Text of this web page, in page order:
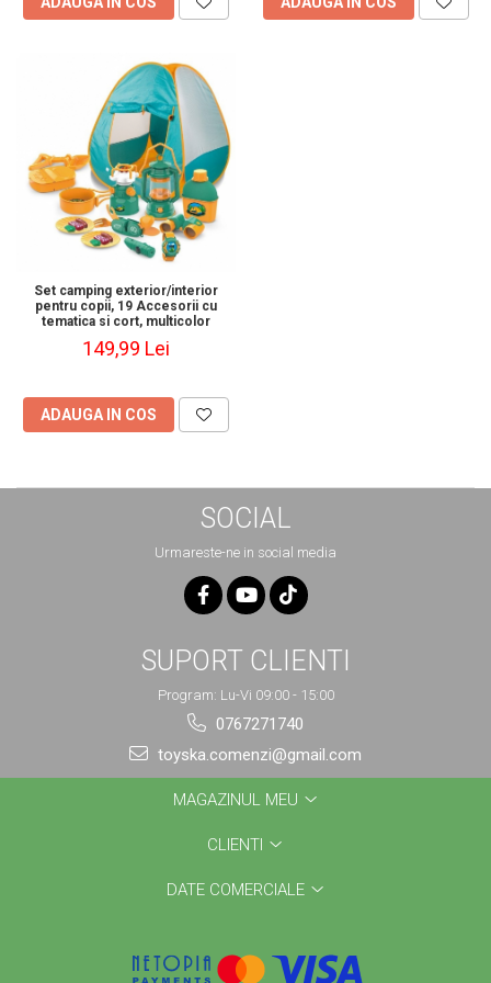
Set camping exterior/interior
pentru copii, 19 Accesorii cu
tematica si cort, multicolor
149,99 Lei
ADAUGA IN COS
SOCIAL
Urmareste-ne in social media
SUPORT CLIENTI
Program: Lu-Vi 09:00 - 15:00
0767271740
toyska.comenzi@gmail.com
MAGAZINUL MEU
CLIENTI
DATE COMERCIALE